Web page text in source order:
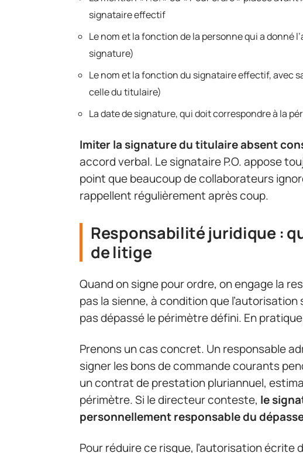
signataire effectif
Le nom et la fonction de la personne qui a donné
signature)
Le nom et la fonction du signataire effectif, avec
celle du titulaire)
La date de signature, qui doit correspondre à la
Imiter la signature du titulaire absent
accord verbal. Le signataire P.O. appose
point que beaucoup de collaborateurs
rappellent régulièrement après coup.
Responsabilité juridique :
de litige
Quand on signe pour ordre, on engage la
pas la sienne, à condition que
pas dépassé le périmètre défini. En
Prenons un cas concret. Un responsable
signer les bons de commande courants
un contrat de prestation pluriannuel,
périmètre. Si le directeur conteste, le
personnellement responsable du
Pour réduire ce risque, l’autorisation écrite